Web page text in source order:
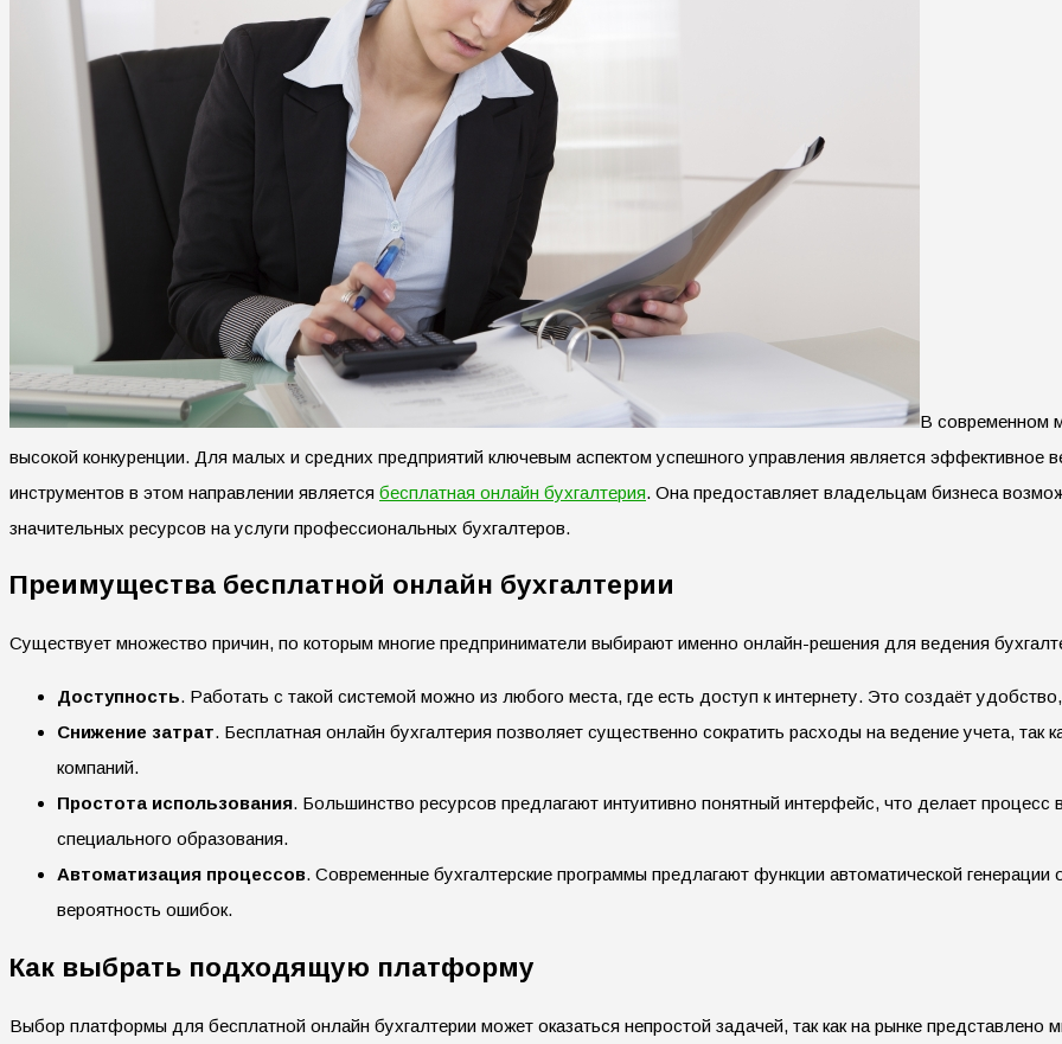
В современном
высокой конкуренции. Для малых и средних предприятий ключевым аспектом успешного управления является эффективное
инструментов в этом направлении является бесплатная онлайн бухгалтерия. Она предоставляет владельцам бизнеса
значительных ресурсов на услуги профессиональных бухгалтеров.
Преимущества бесплатной онлайн бухгалтерии
Существует множество причин, по которым многие предприниматели выбирают именно онлайн-решения для ведения
Доступность. Работать с такой системой можно из любого места, где есть доступ к интернету. Это создаёт
Снижение затрат. Бесплатная онлайн бухгалтерия позволяет существенно сократить расходы на ведение учета, так
компаний.
Простота использования. Большинство ресурсов предлагают интуитивно понятный интерфейс, что делает
специального образования.
Автоматизация процессов. Современные бухгалтерские программы предлагают функции автоматической
вероятность ошибок.
Как выбрать подходящую платформу
Выбор платформы для бесплатной онлайн бухгалтерии может оказаться непростой задачей, так как на рынке